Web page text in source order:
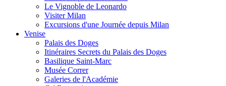
Le Vignoble de Leonardo
Visiter Milan
Excursions d'une Journée depuis Milan
Venise
Palais des Doges
Itinéraires Secrets du Palais des Doges
Basilique Saint-Marc
Musée Correr
Galeries de l'Académie